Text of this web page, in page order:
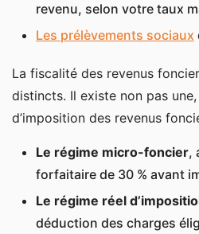
revenu, selon votre taux
Les prélèvements sociaux
La fiscalité des revenus
distincts. Il existe non pas
d’imposition des revenus
Le régime micro-foncier,
forfaitaire de 30 % avant
Le régime réel
déduction des charges